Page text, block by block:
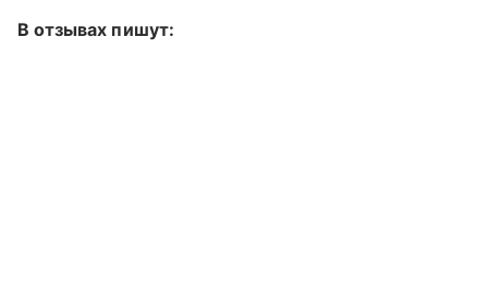
В отзывах пишут: